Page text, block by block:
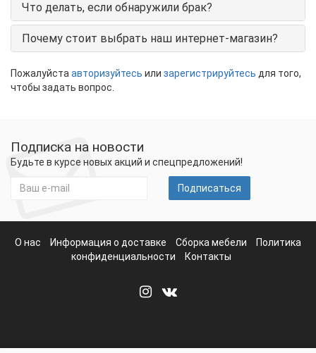
Что делать, если обнаружили брак?
Почему стоит выбрать наш интернет-магазин?
Пожалуйста авторизуйтесь или зарегистрируйтесь для того,
чтобы задать вопрос.
Подписка на новости
Будьте в курсе новых акций и спецпредложений!
Подписаться
О нас Информация о доставке Сборка мебели
Политика
конфиденциальности
Контакты